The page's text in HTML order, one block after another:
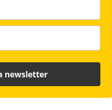
Završava se
9 milijuna
newsletter